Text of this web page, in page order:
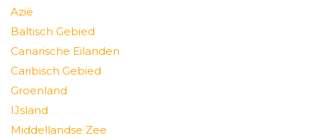
Azië
Baltisch Gebied
Canarische Eilanden
Caribisch Gebied
Groenland
IJsland
Middellandse Zee